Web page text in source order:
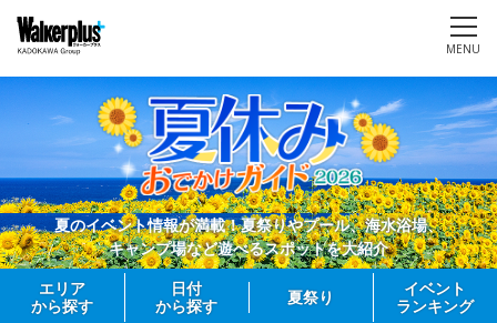
MENU
夏のイベント情報が満載！夏祭りやプール、海水浴場、
キャンプ場など遊べるスポットを大紹介
エリア
から探す
日付
から探す
夏祭り
イベント
ランキング